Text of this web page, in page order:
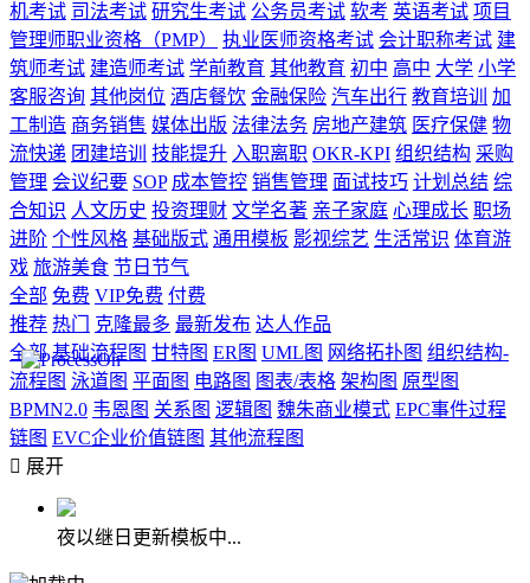
机考试 司法考试 研究生考试 公务员考试 软考 英语考试 项目
管理师职业资格（PMP）
执业医师资格考试 会计职称考试 建
筑师考试 建造师考试 学前教育 其他教育 初中 高中 大学 小学
客服咨询 其他岗位 酒店餐饮 金融保险 汽车出行 教育培训
加
工制造 商务销售 媒体出版 法律法务 房地产建筑 医疗保健 物
流快递 团建培训 技能提升 入职离职 OKR-KPI 组织结构 采购
管理 会议纪要 SOP 成本管控 销售管理 面试技巧 计划总结 综
合知识 人文历史 投资理财 文学名著 亲子家庭 心理成长 职场
进阶 个性风格 基础版式 通用模板 影视综艺 生活常识 体育游
戏 旅游美食 节日节气
全部 免费 VIP免费 付费
推荐 热门 克隆最多 最新发布 达人作品
全部 基础流程图 甘特图 ER图 UML图 网络拓扑图 组织结构-
流程图 泳道图 平面图 电路图 图表/表格 架构图 原型图
BPMN2.0 韦恩图 关系图 逻辑图 魏朱商业模式 EPC事件过程
链图 EVC企业价值链图 其他流程图
 展开
夜以继日更新模板中...